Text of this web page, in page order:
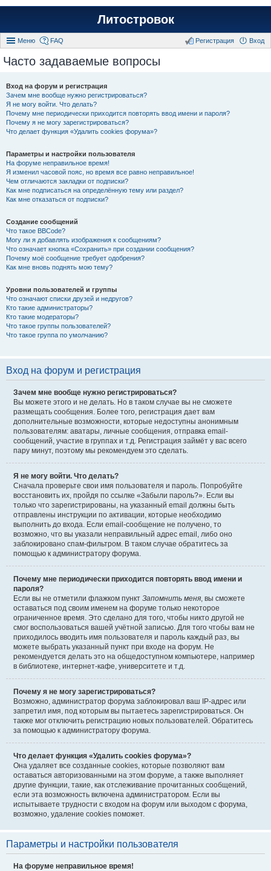
Литостровок
Меню FAQ Вход
Регистрация
Часто задаваемые вопросы
Вход на форум и регистрация
Зачем мне вообще нужно регистрироваться?
Я не могу войти. Что делать?
Почему мне периодически приходится повторять ввод имени и пароля?
Почему я не могу зарегистрироваться?
Что делает функция «Удалить cookies форума»?
Параметры и настройки пользователя
На форуме неправильное время!
Я изменил часовой пояс, но время все равно неправильное!
Чем отличаются закладки от подписки?
Как мне подписаться на определённую тему или раздел?
Как мне отказаться от подписки?
Создание сообщений
Что такое BBCode?
Могу ли я добавлять изображения к сообщениям?
Что означает кнопка «Сохранить» при создании сообщения?
Почему моё сообщение требует одобрения?
Как мне вновь поднять мою тему?
Уровни пользователей и группы
Что означают списки друзей и недругов?
Кто такие администраторы?
Кто такие модераторы?
Что такое группы пользователей?
Что такое группа по умолчанию?
Вход на форум и регистрация
Зачем мне вообще нужно регистрироваться?
Вы можете этого и не делать. Но в таком случае вы не сможете
размещать сообщения. Более того, регистрация дает вам
дополнительные возможности, которые недоступны анонимным
пользователям: аватары, личные сообщения, отправка email-
сообщений, участие в группах и т.д. Регистрация займёт у вас всего
пару минут, поэтому мы рекомендуем это сделать.
Я не могу войти. Что делать?
Сначала проверьте свои имя пользователя и пароль. Попробуйте
восстановить их, пройдя по ссылке «Забыли пароль?». Если вы
только что зарегистрированы, на указанный email должны быть
отправлены инструкции по активации, которые необходимо
выполнить до входа. Если email-сообщение не получено, то
возможно, что вы указали неправильный адрес email, либо оно
заблокировано спам-фильтром. В таком случае обратитесь за
помощью к администратору форума.
Почему мне периодически приходится повторять ввод имени и
пароля?
Если вы не отметили флажком пункт Запомнить меня, вы сможете
оставаться под своим именем на форуме только некоторое
ограниченное время. Это сделано для того, чтобы никто другой не
смог воспользоваться вашей учётной записью. Для того чтобы вам не
приходилось вводить имя пользователя и пароль каждый раз, вы
можете выбрать указанный пункт при входе на форум. Не
рекомендуется делать это на общедоступном компьютере, например
в библиотеке, интернет-кафе, университете и т.д.
Почему я не могу зарегистрироваться?
Возможно, администратор форума заблокировал ваш IP-адрес или
запретил имя, под которым вы пытаетесь зарегистрироваться. Он
также мог отключить регистрацию новых пользователей. Обратитесь
за помощью к администратору форума.
Что делает функция «Удалить cookies форума»?
Она удаляет все созданные cookies, которые позволяют вам
оставаться авторизованными на этом форуме, а также выполняет
другие функции, такие, как отслеживание прочитанных сообщений,
если эта возможность включена администратором. Если вы
испытываете трудности с входом на форум или выходом с форума,
возможно, удаление cookies поможет.
Параметры и настройки пользователя
На форуме неправильное время!